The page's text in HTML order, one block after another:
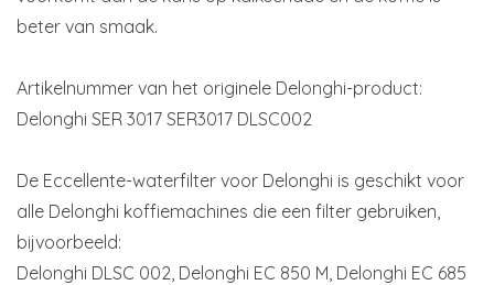
beter van smaak.
Artikelnummer van het originele Delonghi-product:
Delonghi SER 3017 SER3017 DLSC002
De Eccellente-waterfilter voor Delonghi is geschikt voor
alle Delonghi koffiemachines die een filter gebruiken,
bijvoorbeeld:
Delonghi DLSC 002, Delonghi EC 850 M, Delonghi EC 685